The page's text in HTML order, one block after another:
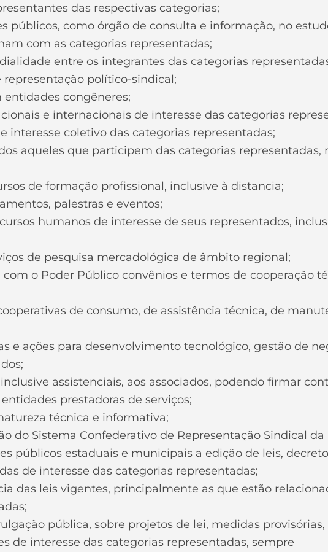
das respectivas categorias;
públicos, como órgão de consulta e informação, no
com as categorias representadas;
entre os integrantes das categorias
político-sindical;
congêneres;
e internacionais de interesse das categorias
interesse coletivo das categorias representadas;
aqueles que participem das categorias representadas,
de formação profissional, inclusive à distancia;
palestras e eventos;
humanos de interesse de seus representados,
de pesquisa mercadológica de âmbito regional;
o Poder Público convênios e termos de cooperação
de consumo, de assistência técnica, de
e ações para desenvolvimento tecnológico, gestão de
assistenciais, aos associados, podendo firmar
prestadoras de serviços;
técnica e informativa;
do Sistema Confederativo de Representação Sindical da
públicos estaduais e municipais a edição de leis,
de interesse das categorias representadas;
das leis vigentes, principalmente as que estão
pública, sobre projetos de lei, medidas provisórias,
de interesse das categorias representadas, sempre